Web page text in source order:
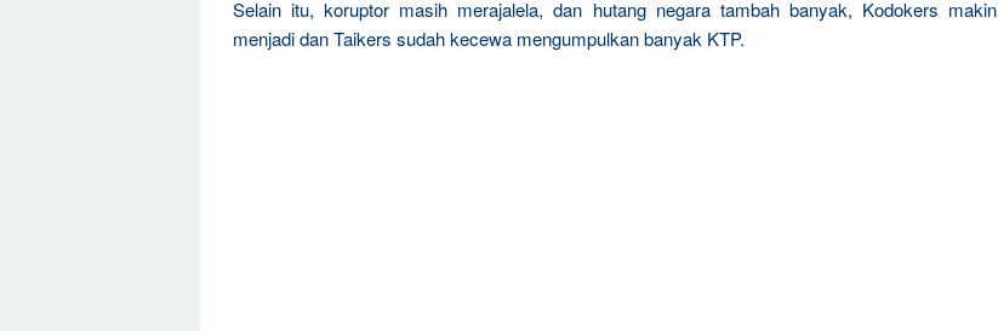
Selain itu, koruptor masih merajalela, dan hutang negara tambah banyak, Kodokers makin
menjadi dan Taikers sudah kecewa mengumpulkan banyak KTP.